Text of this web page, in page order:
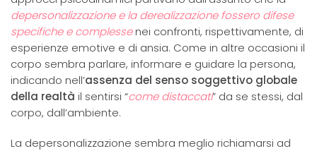
depersonalizzazione e la derealizzazione fossero difese
specifiche e complessenei confronti, rispettivamente, di
esperienze emotive e di ansia. Come in altre occasioni il
corpo sembra parlare, informare e guidare la persona,
indicando nell’assenza del senso soggettivo globale
della realtà il sentirsi “come distaccati” da se stessi, dal
corpo, dall’ambiente.
La depersonalizzazione sembra meglio richiamarsi ad